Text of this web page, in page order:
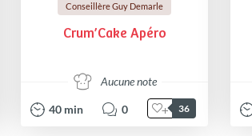
Conseillère Guy Demarle
Crum’Cake Apéro
Aucune note
40 min 0 36